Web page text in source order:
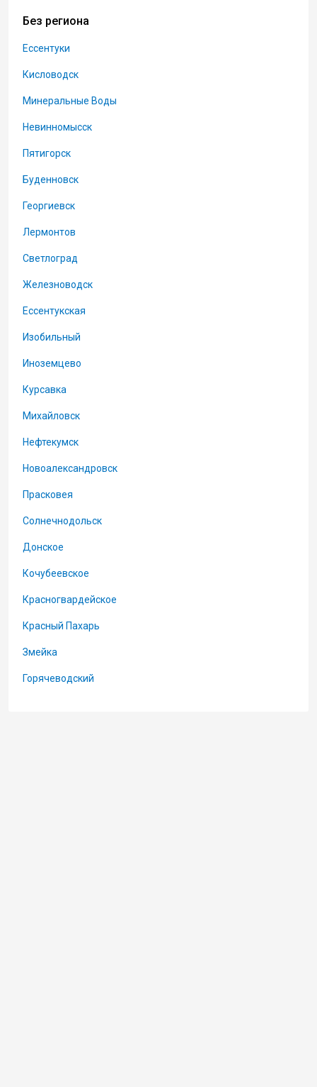
Без региона
Ессентуки
Кисловодск
Минеральные Воды
Невинномысск
Пятигорск
Буденновск
Георгиевск
Лермонтов
Светлоград
Железноводск
Ессентукская
Изобильный
Иноземцево
Курсавка
Михайловск
Нефтекумск
Новоалександровск
Прасковея
Солнечнодольск
Донское
Кочубеевское
Красногвардейское
Красный Пахарь
Змейка
Горячеводский